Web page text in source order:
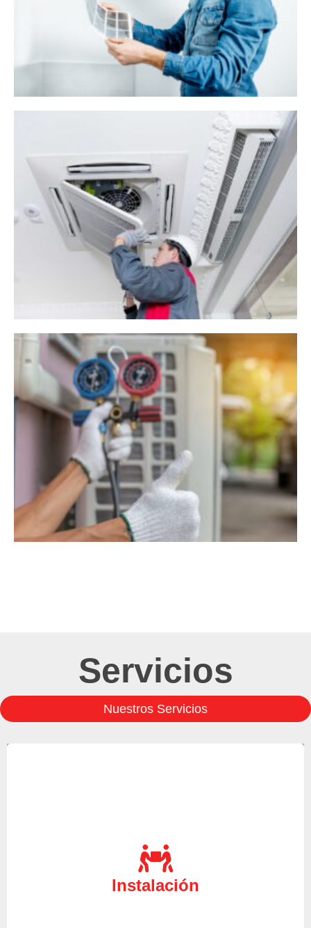
Servicios
Nuestros Servicios
Instalación
Ante la necesidad de un servicio técnico
especializado para realizar la instalación de sus
equipos a un precio económico, nuestro servicio